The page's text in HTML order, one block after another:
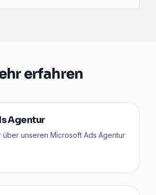
erfahren
Agentur
über unseren Microsoft Ads Agentur